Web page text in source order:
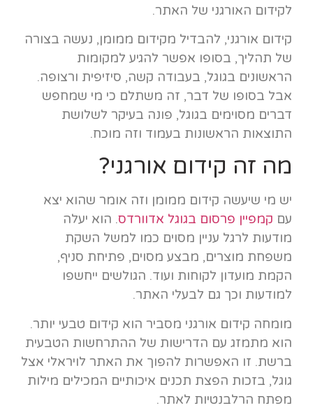
לקידום האורגני של האתר.
קידום אורגני, להבדיל מקידום ממומן, נעשה בצורה
של תהליך, בסופו אפשר להגיע למקומות
הראשונים בגוגל, בעבודה קשה, סיזיפית ורצופה.
אבל בסופו של דבר, זה משתלם כי מי שמחפש
דברים מסוימים בגוגל, פונה בעיקר לשלושת
התוצאות הראשונות בעמוד וזה מוכח.
מה זה קידום אורגני?
יש מי שיעשה קידום ממומן וזה אומר שהוא יצא
עם קמפיין פרסום בגוגל אדוורדס. הוא יעלה
מודעות לרגל עניין מסוים כמו למשל השקת
משפחת מוצרים, מבצע מסוים, פתיחת סניף,
הקמת מועדון לקוחות ועוד. הגולשים ייחשפו
למודעות וכך גם לבעלי האתר.
מומחה קידום אורגני מסביר הוא קידום טבעי יותר.
הוא מתמזג עם הדרישות של ההתרחשות הטבעית
ברשת. זו האפשרות להפוך את האתר לויראלי אצל
גוגל, בזכות הפצת תכנים איכותיים המכילים מילות
מפתח הרלבנטיות לאתר.